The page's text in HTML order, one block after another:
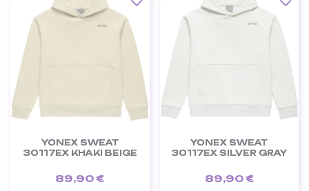
YONEX SWEAT
30117EX KHAKI BEIGE
89,90 €
YONEX SWEAT
30117EX SILVER GRAY
89,90 €